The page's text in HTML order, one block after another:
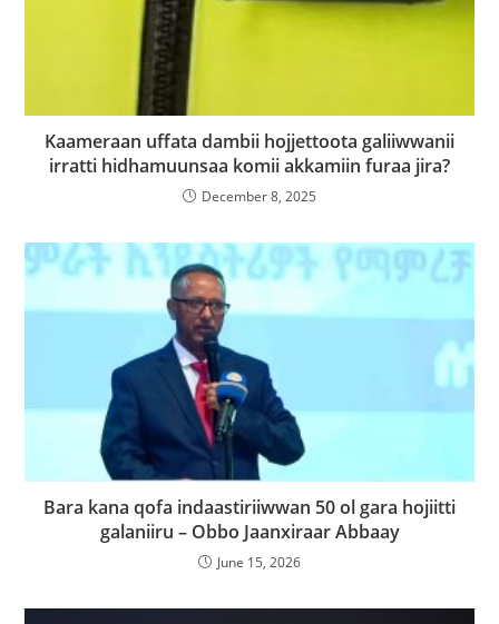
Kaameraan uffata dambii hojjettoota galiiwwanii
irratti hidhamuunsaa komii akkamiin furaa jira?
December 8, 2025
Bara kana qofa indaastiriiwwan 50 ol gara hojiitti
galaniiru – Obbo Jaanxiraar Abbaay
June 15, 2026